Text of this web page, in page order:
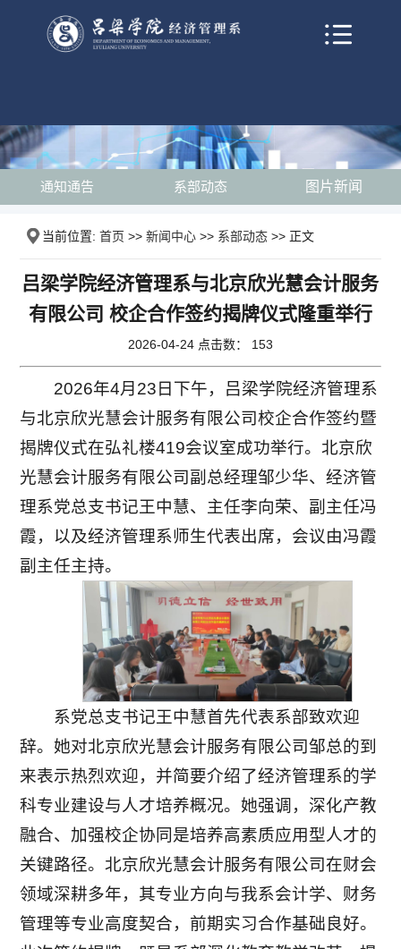
通知通告 系部动态 图片新闻
当前位置:首页 >>新闻中心 >> 系部动态 >> 正文
吕梁学院经济管理系与北京欣光慧会计服务
有限公司 校企合作签约揭牌仪式隆重举行
2026-04-24 点击数： 153
2026年4月23日下午，吕梁学院经济管理系
与北京欣光慧会计服务有限公司校企合作签约暨
揭牌仪式在弘礼楼419会议室成功举行。北京欣
光慧会计服务有限公司副总经理邹少华、经济管
理系党总支书记王中慧、主任李向荣、副主任冯
霞，以及经济管理系师生代表出席，会议由冯霞
副主任主持。
系党总支书记王中慧首先代表系部致欢迎
辞。她对北京欣光慧会计服务有限公司邹总的到
来表示热烈欢迎，并简要介绍了经济管理系的学
科专业建设与人才培养概况。她强调，深化产教
融合、加强校企协同是培养高素质应用型人才的
关键路径。北京欣光慧会计服务有限公司在财会
领域深耕多年，其专业方向与我系会计学、财务
管理等专业高度契合，前期实习合作基础良好。